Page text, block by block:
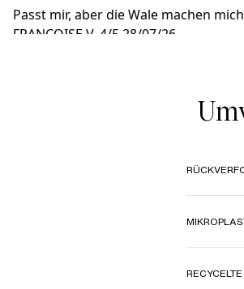
Passt mir, aber die Wale machen
FRANCOISE V. 4/5 28/07/26